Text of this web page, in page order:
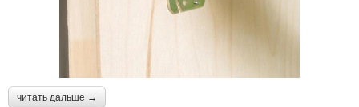
читать дальше →